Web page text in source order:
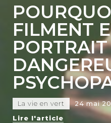
FILMENT
La vie en vert
24 mai
Lire l'article